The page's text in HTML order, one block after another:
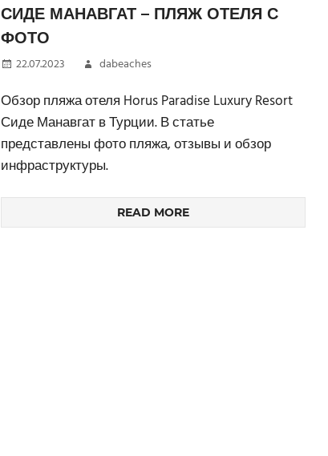
СИДЕ МАНАВГАТ – ПЛЯЖ ОТЕЛЯ С
ФОТО
22.07.2023 dabeaches
Обзор пляжа отеля Horus Paradise Luxury Resort
Сиде Манавгат в Турции. В статье
представлены фото пляжа, отзывы и обзор
инфраструктуры.
READ MORE